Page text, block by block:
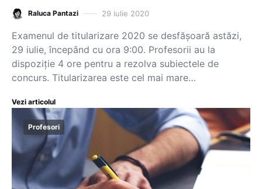
Raluca Pantazi 29 iulie 2020
Examenul de titularizare 2020 se desfășoară astăzi,
29 iulie, începând cu ora 9:00. Profesorii au la
dispoziție 4 ore pentru a rezolva subiectele de
concurs. Titularizarea este cel mai mare…
Vezi articolul
Profesori